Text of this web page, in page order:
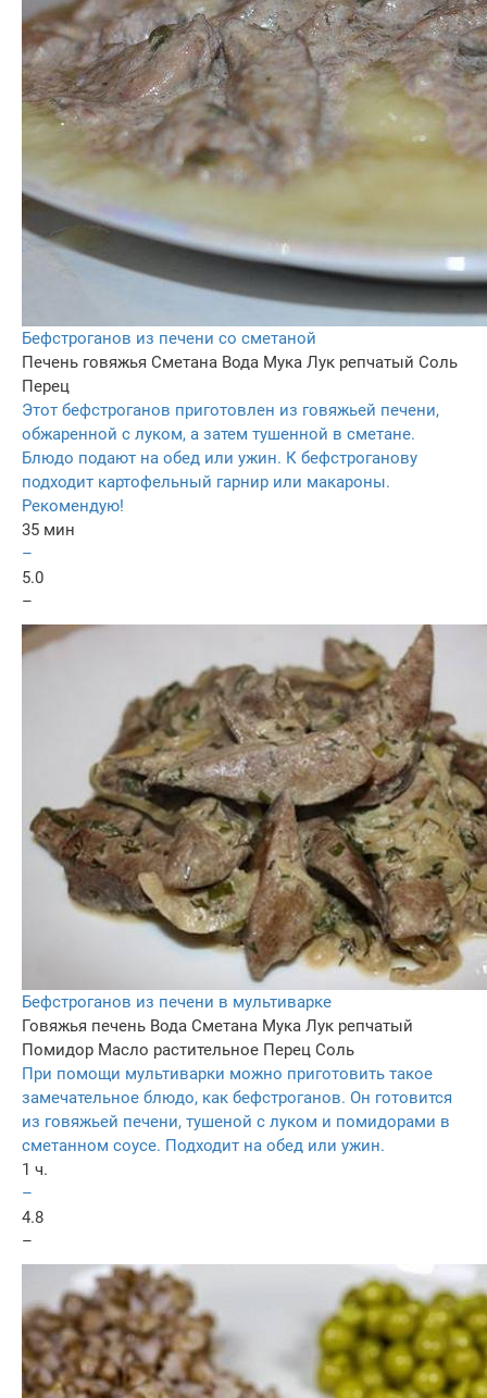
Бефстроганов из печени со сметаной
Печень говяжья Сметана Вода Мука Лук репчатый Соль
Перец
Этот бефстроганов приготовлен из говяжьей печени,
обжаренной с луком, а затем тушенной в сметане.
Блюдо подают на обед или ужин. К бефстроганову
подходит картофельный гарнир или макароны.
Рекомендую!
35 мин
–
5.0
–
Бефстроганов из печени в мультиварке
Говяжья печень Вода Сметана Мука Лук репчатый
Помидор Масло растительное Перец Соль
При помощи мультиварки можно приготовить такое
замечательное блюдо, как бефстроганов. Он готовится
из говяжьей печени, тушеной с луком и помидорами в
сметанном соусе. Подходит на обед или ужин.
1 ч.
–
4.8
–